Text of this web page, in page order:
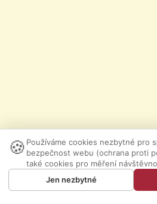
🍪 Používáme cookies nezbytné pro
bezpečnost webu (ochrana proti
také cookies pro měření
Jen nezbytné